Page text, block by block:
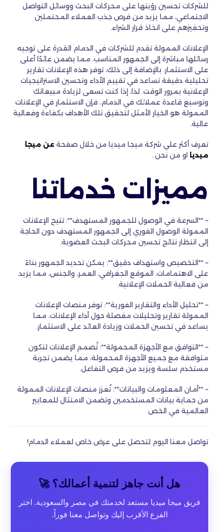
للشركات تحسين رؤيتها على محركات البحث ووسائل التواصل
الاجتماعي، مما يزيد من فرص جذب العملاء المحتملين
وتحفيزهم على اتخاذ قرار الشراء.
الإعلانات الممولة تقدم للشركات في الدمام القدرة على توجيه
رسائلها مباشرة إلى الجمهور المناسب، مما يضمن عائدًا أعلى
على الاستثمار. بالإضافة إلى ذلك، توفر هذه الإعلانات تقارير
تحليلية دقيقة تساعد في تقييم الأداء وتحسين الاستراتيجيات
الإعلانية بمرور الوقت. لذا، إذا كنت تسعى لزيادة مبيعاتك
وتوسيع قاعدة عملائك في الدمام، فإن الاستثمار في الإعلانات
الممولة هو الخيار الأمثل لتحقيق تلك الأهداف بكفاءة وفعالية
عالية.
تعرف أكثر علي شركة ميجا ميديا من خلال صفحة عن ميجا
ميديا او من نحن .
مميزات خدماتنا
– **السرعة في الوصول للجمهور المستهدف**: تتيح الإعلانات
الممولة الوصول الفوري إلى الجمهور المستهدف دون الحاجة
إلى انتظار نتائج تحسين محركات البحث العضوية.
– **التخصيص واستهداف دقيق**: يمكن تحديد الجمهور بناءً
على الاهتمامات، الموقع الجغرافي، العمر، والجنس، مما يزيد
من فعالية الحملات الإعلانية.
– **تحليل الأداء والتقارير الفورية**: توفر منصات الإعلانات
الممولة تقارير وتحليلات مفصلة حول أداء الإعلانات، مما
يساعد في تحسين الحملات وزيادة العائد على الاستثمار.
– **التوافق مع الأجهزة المحمولة**: تُصمم الإعلانات لتكون
متوافقة مع جميع الأجهزة المحمولة، مما يضمن تجربة
مستخدم سلسة ويزيد من فرص التفاعل.
– **أمان المعلومات والبيانات**: تُعزز منصات الإعلانات الممولة
من حماية بيانات المستخدمين وتضمن الامتثال للمعايير
العالمية في الخص
تواصل معنا اليوم لتحصل على عرض خاص لعملاء الدمام!
هل أنت جاهز لتنمية أعمالك؟ 🚀
فريق ميجا ميديا مستعد لخدمتك في مصر والسعودية. اختر
الفرع الأقرب إليك وتواصل معنا فوراً.